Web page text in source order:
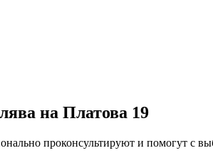
на Платова 19
проконсультируют и помогут